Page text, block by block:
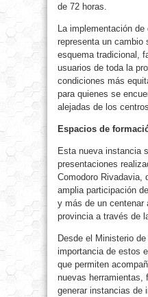
de 72 horas.
La implementación
representa un cambio
esquema tradicional,
usuarios de toda la
condiciones más
para quienes se
alejadas de los
Espacios de
Esta nueva instancia
presentaciones
Comodoro Rivadavia,
amplia participación
y más de un centenar
provincia a través de
Desde el Ministerio
importancia de estos
que permiten
nuevas herramientas,
generar instancias de